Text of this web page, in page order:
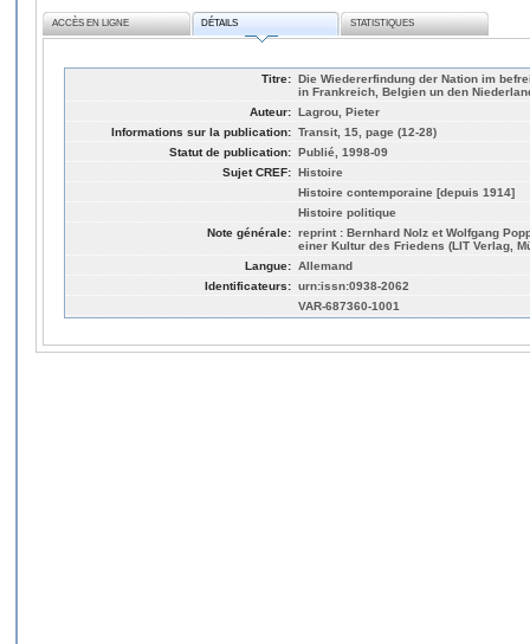
ACCÈS EN LIGNE DÉTAILS STATISTIQUES
Titre: Die Wiedererfindung der Nation im
in Frankreich, Belgien un den
Auteur: Lagrou, Pieter
Informations sur la publication: Transit, 15, page (12-28)
Statut de publication: Publié, 1998-09
Sujet CREF: Histoire
Histoire contemporaine [depuis 1914]
Histoire politique
Note générale: reprint : Bernhard Nolz et Wolfgang
einer Kultur des Friedens (LIT Verlag,
Langue: Allemand
Identificateurs: urn:issn:0938-2062
VAR-687360-1001